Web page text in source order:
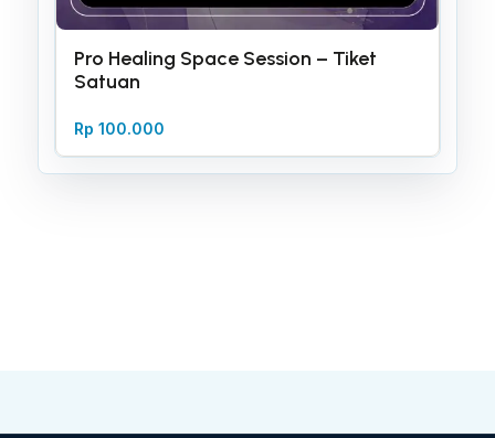
Pro Healing Space Session – Tiket
Satuan
Rp 100.000